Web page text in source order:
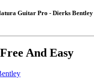
Guitar Pro - Dierks Bentley
Free And Easy